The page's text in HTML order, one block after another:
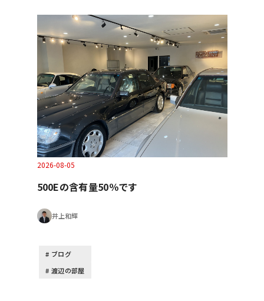
2026-08-05
500Eの含有量50％です
井上和輝
ブログ
渡辺の部屋